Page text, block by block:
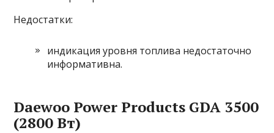
Недостатки:
индикация уровня топлива недостаточно
информативна.
Daewoo Power Products GDA 3500
(2800 Вт)